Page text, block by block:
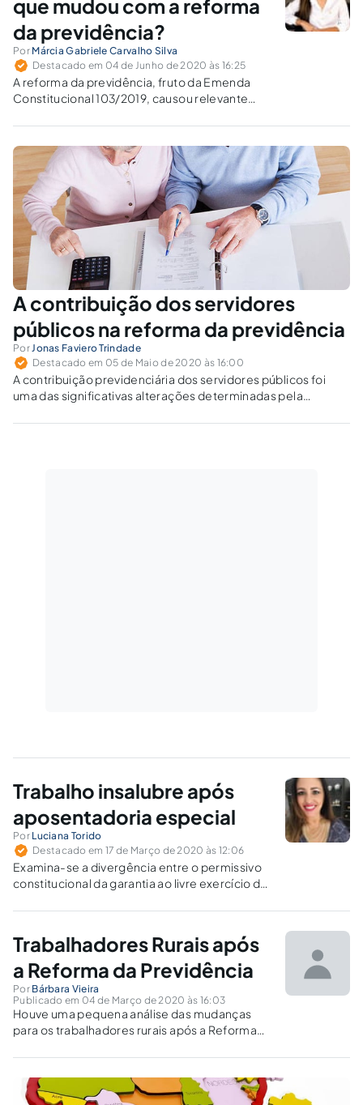
que mudou com a reforma
da previdência?
Por Márcia Gabriele Carvalho Silva
Destacado em 04 de Junho de 2020 às 16:25
A reforma da previdência, fruto da Emenda
Constitucional 103/2019, causou relevante
social. Dentre as alterações no texto
constitucional, destaca-se o direito ao abono
de permanência.
A contribuição dos servidores
públicos na reforma da previdência
Por Jonas Faviero Trindade
Destacado em 05 de Maio de 2020 às 16:00
A contribuição previdenciária dos servidores públicos foi
uma das significativas alterações determinadas pela
Trabalho insalubre após
aposentadoria especial
Por Luciana Torido
Destacado em 17 de Março de 2020 às 12:06
Examina-se a divergência entre o permissivo
constitucional da garantia ao livre exercício da
exercício da profissão em condições
Trabalhadores Rurais após
a Reforma da Previdência
Por Bárbara Vieira
Publicado em 04 de Março de 2020 às 16:03
Houve uma pequena análise das mudanças
para os trabalhadores rurais após a Reforma